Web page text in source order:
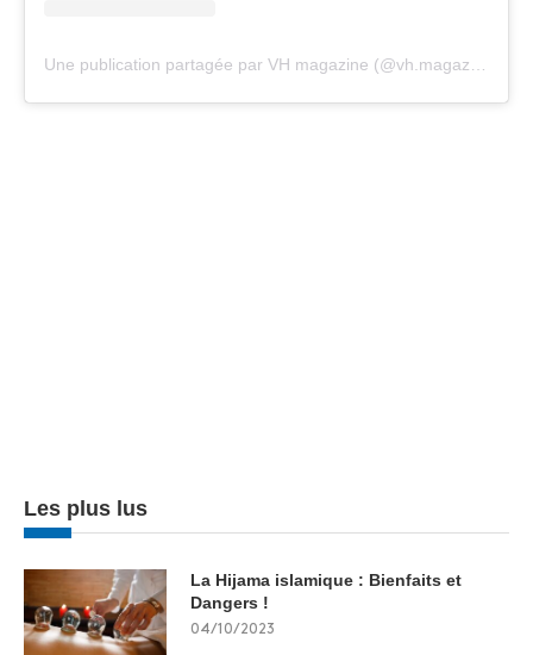
Une publication partagée par VH magazine (@vh.magazine)
Les plus lus
La Hijama islamique : Bienfaits et
Dangers !
04/10/2023